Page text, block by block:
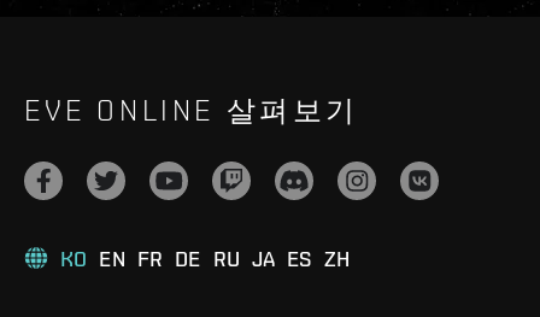
EVE ONLINE 살펴보기
KO EN FR DE RU JA ES ZH